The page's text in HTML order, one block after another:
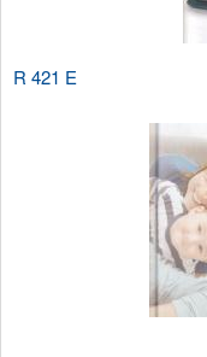
R 421 E